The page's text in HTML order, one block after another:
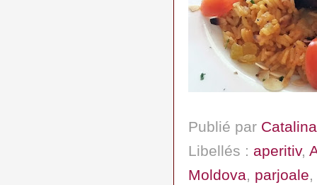
Publié par Catalina
Libellés : aperitiv,
Moldova, parjoale,